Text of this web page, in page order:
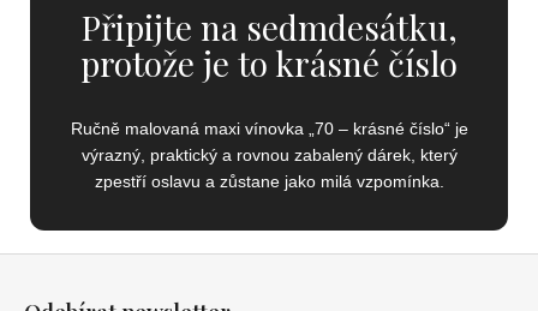
Připijte na sedmdesátku,
protože je to krásné číslo
Ručně malovaná maxi vínovka „70 – krásné číslo“ je
výrazný, praktický a rovnou zabalený dárek, který
zpestří oslavu a zůstane jako milá vzpomínka.